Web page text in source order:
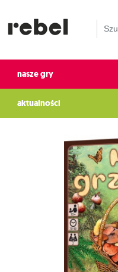
nasze gry
aktualności